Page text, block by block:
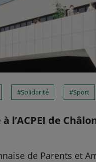
Solidarité Sport
l’ACPEI de
de Parents et